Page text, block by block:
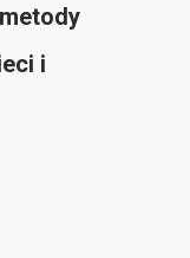
i